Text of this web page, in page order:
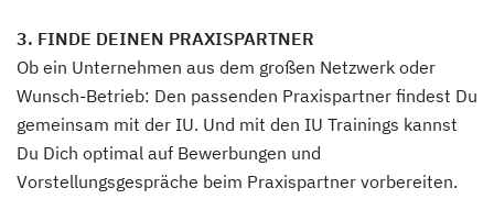
3. FINDE DEINEN PRAXISPARTNER
Ob ein Unternehmen aus dem großen Netzwerk oder
Wunsch-Betrieb: Den passenden Praxispartner findest Du
gemeinsam mit der IU. Und mit den IU Trainings kannst
Du Dich optimal auf Bewerbungen und
Vorstellungsgespräche beim Praxispartner vorbereiten.